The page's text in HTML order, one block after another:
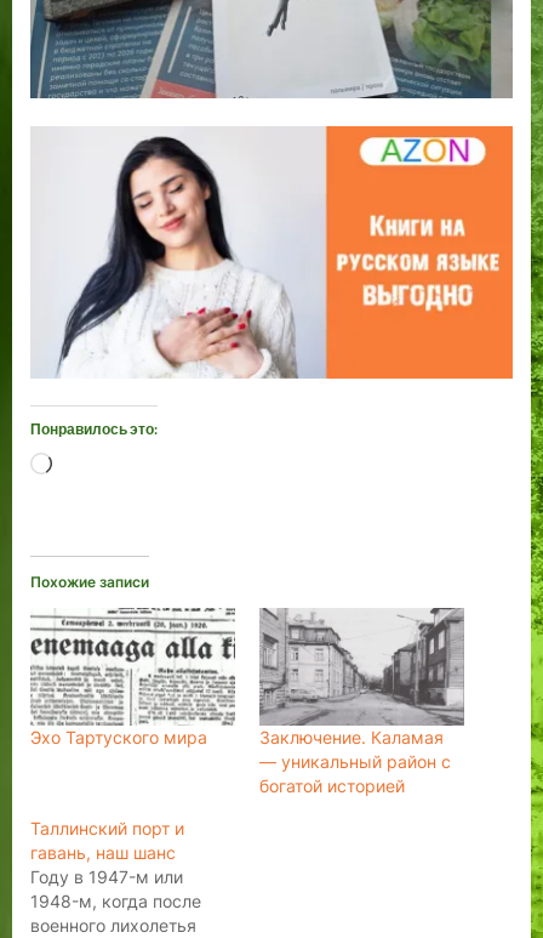
Понравилось это:
Загрузка…
Похожие записи
Эхо Тартуского мира
Заключение. Каламая
— уникальный район с
богатой историей
Таллинский порт и
гавань, наш шанс
Году в 1947-м или
1948-м, когда после
военного лихолетья